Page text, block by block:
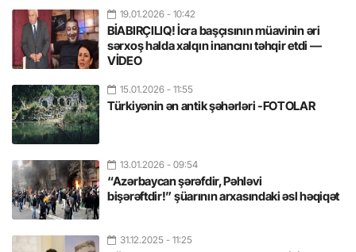
19.01.2026 - 10:42
BİABIRÇILIQ! İcra başçısının müavinin əri
sərxoş halda xalqın inancını təhqir etdi —
VİDEO
15.01.2026 - 11:55
Türkiyənin ən antik şəhərləri -FOTOLAR
13.01.2026 - 09:54
“Azərbaycan şərəfdir, Pəhləvi
bişərəftdir!” şüarının arxasındaki əsl həqiqət
31.12.2025 - 11:25